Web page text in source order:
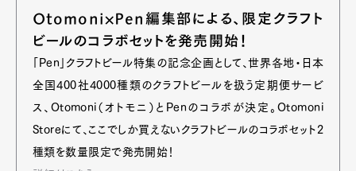
Otomoni×Pen編集部による、限定クラフト
ビールのコラボセットを発売開始！
「Pen」クラフトビール特集の記念企画として、世界各地・日本
全国400社4000種類のクラフトビールを扱う定期便サービ
ス、Otomoni（オトモニ）とPenのコラボが決定。Otomoni
Storeにて、ここでしか買えないクラフトビールのコラボセット2
種類を数量限定で発売開始！